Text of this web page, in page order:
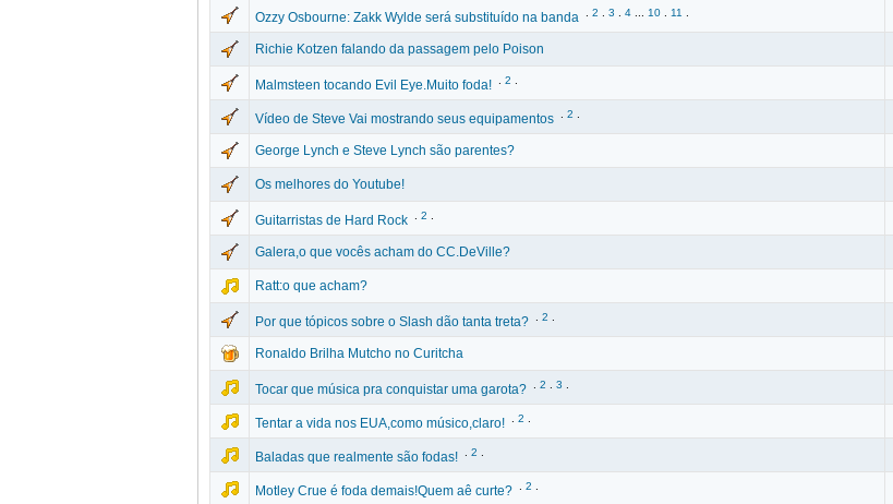
Ozzy Osbourne: Zakk Wylde será substituído na banda 2 3 4 10 11
Richie Kotzen falando da passagem pelo Poison
Malmsteen tocando Evil Eye.Muito foda! 2
Vídeo de Steve Vai mostrando seus equipamentos 2
George Lynch e Steve Lynch são parentes?
Os melhores do Youtube!
Guitarristas de Hard Rock 2
Galera,o que vocês acham do CC.DeVille?
Ratt:o que acham?
Por que tópicos sobre o Slash dão tanta treta? 2
Ronaldo Brilha Mutcho no Curitcha
Tocar que música pra conquistar uma garota? 2 3
Tentar a vida nos EUA,como músico,claro! 2
Baladas que realmente são fodas! 2
Motley Crue é foda demais!Quem aê curte? 2